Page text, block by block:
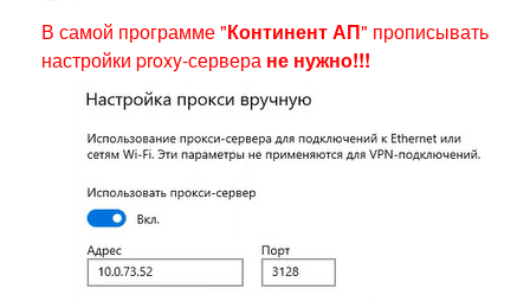
В самой программе "Континент АП" прописывать
настройки proxy-сервера не нужно!!!